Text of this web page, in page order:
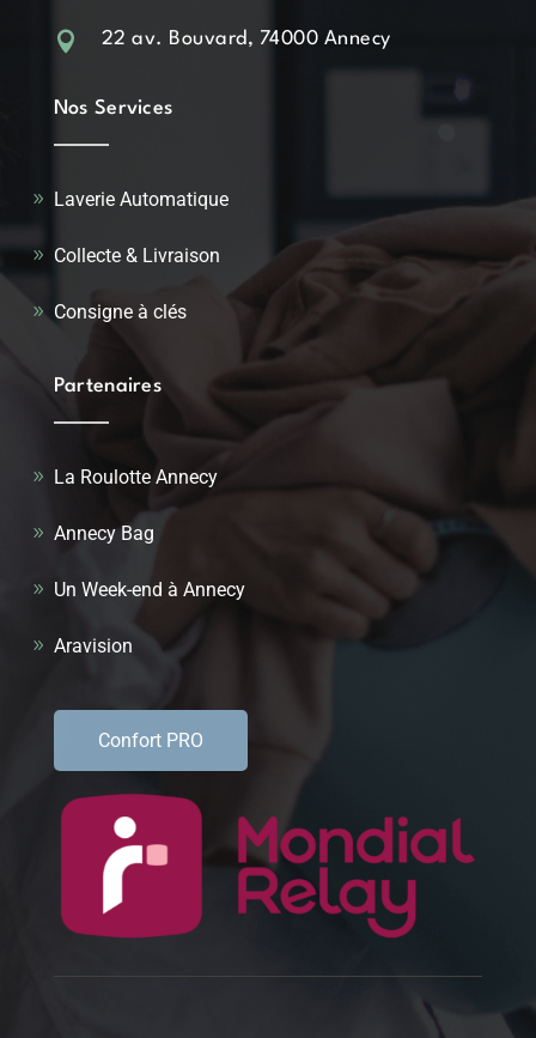
 22 av. Bouvard, 74000 Annecy
Nos Services
Laverie Automatique
Collecte & Livraison
Consigne à clés
Partenaires
La Roulotte Annecy
Annecy Bag
Un Week-end à Annecy
Aravision
Confort PRO